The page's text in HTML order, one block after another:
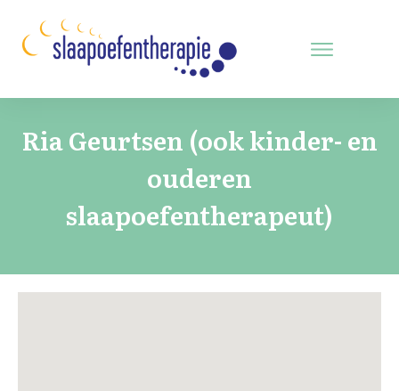
Ria Geurtsen (ook kinder- en
ouderen
slaapoefentherapeut)